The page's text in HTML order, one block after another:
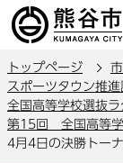
の
ー
ジ
の
先
トップページ
スポーツタウン推進
全国高等学校選抜
第15回 全国高等学
4月4日の決勝トー